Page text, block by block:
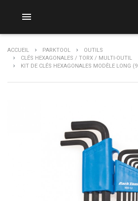

ACCUEIL PARKTOOL
OUTILS
CLÉS HEXAGONALES / TORX / MULTI-OUTIL
KIT DE CLÉS HEXAGONALES MODÈLE LONG